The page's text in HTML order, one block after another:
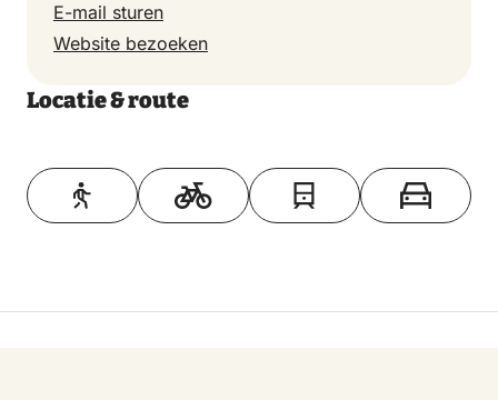
E-mail sturen
Website bezoeken
Locatie & route
Toon op kaart